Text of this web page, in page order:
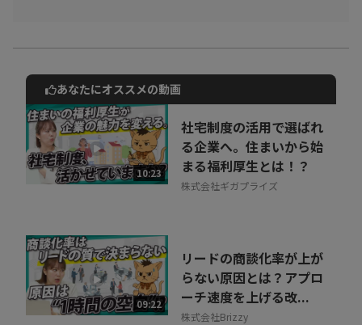
動画でご紹介しているサービスについて
お気軽にご相談・ご質問いただけます！
30秒でお申し込み可能
相談を希望する 無料
あなたにオススメの動画
10:23
社宅制度の活用で選ばれ
る企業へ。住まいから始
まる福利厚生とは！？
株式会社ギガプライズ
09:22
リードの商談化率が上が
らない原因とは？アプロ
ーチ速度を上げる改...
株式会社Brizzy